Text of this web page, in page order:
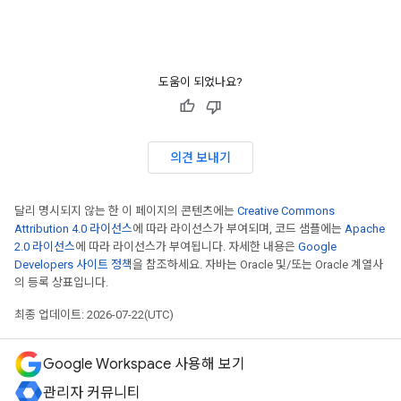
도움이 되었나요?
의견 보내기
달리 명시되지 않는 한 이 페이지의 콘텐츠에는 Creative Commons
Attribution 4.0 라이선스에 따라 라이선스가 부여되며, 코드 샘플에는 Apache
2.0 라이선스에 따라 라이선스가 부여됩니다. 자세한 내용은 Google
Developers 사이트 정책을 참조하세요. 자바는 Oracle 및/또는 Oracle 계열사
의 등록 상표입니다.
최종 업데이트: 2026-07-22(UTC)
Google Workspace 사용해 보기
관리자 커뮤니티